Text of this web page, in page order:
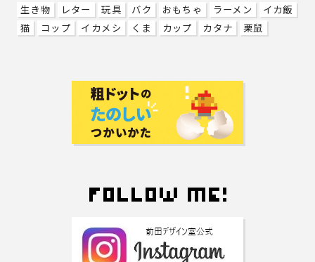
生き物
レター 玩具 バク おもちゃ ラーメン
イカ飯
猫
コップ イカメシ くま カップ カタナ 栗鼠